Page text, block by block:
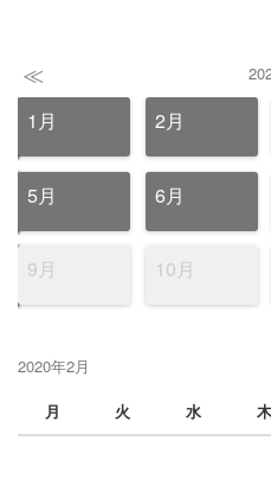
≪
1月 2月
5月 6月
9月 10月
2020年2月
月
火 水 木